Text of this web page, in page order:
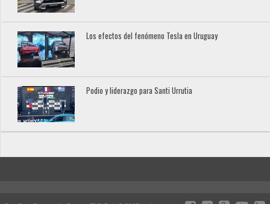
Los efectos del fenómeno Tesla en Uruguay
Podio y liderazgo para Santi Urrutia